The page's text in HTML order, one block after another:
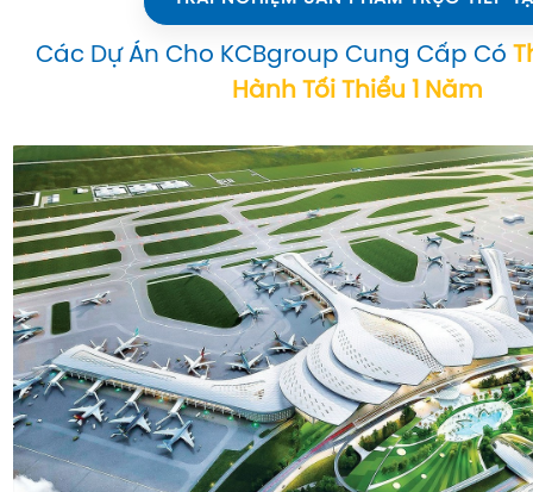
Các Dự Án Cho KCBgroup Cung Cấp Có
Hành Tối Thiểu 1 Năm